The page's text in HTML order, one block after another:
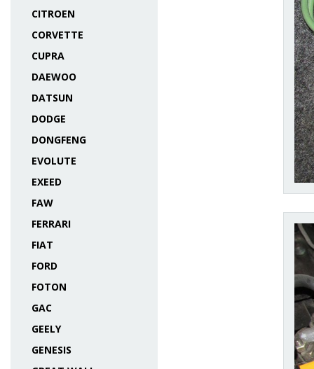
CITROEN
CORVETTE
CUPRA
DAEWOO
DATSUN
DODGE
DONGFENG
EVOLUTE
EXEED
FAW
FERRARI
FIAT
FORD
FOTON
GAC
GEELY
GENESIS